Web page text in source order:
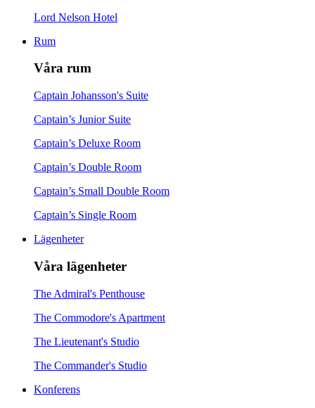
Lord Nelson Hotel
Rum
Våra rum
Captain Johansson's Suite
Captain’s Junior Suite
Captain’s Deluxe Room
Captain’s Double Room
Captain’s Small Double Room
Captain’s Single Room
Lägenheter
Våra lägenheter
The Admiral's Penthouse
The Commodore's Apartment
The Lieutenant's Studio
The Commander's Studio
Konferens